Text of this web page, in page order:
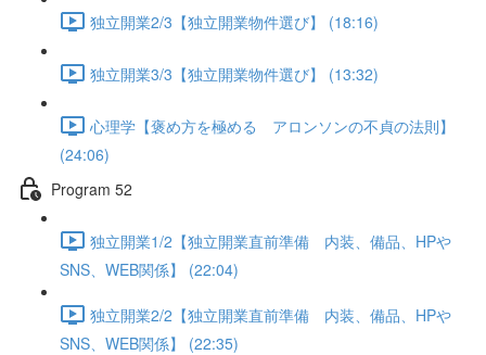
独立開業2/3【独立開業物件選び】 (18:16)
独立開業3/3【独立開業物件選び】 (13:32)
心理学【褒め方を極める アロンソンの不貞の法則】
(24:06)
Program 52
独立開業1/2【独立開業直前準備 内装、備品、HPや
SNS、WEB関係】 (22:04)
独立開業2/2【独立開業直前準備 内装、備品、HPや
SNS、WEB関係】 (22:35)